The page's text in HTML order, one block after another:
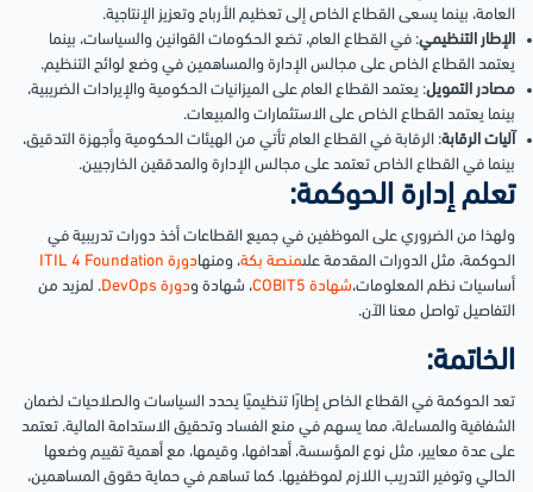
العامة، بينما يسعى القطاع الخاص إلى تعظيم الأرباح وتعزيز الإنتاجية.
الإطار التنظيمي: في القطاع العام، تضع الحكومات القوانين والسياسات، بينما
يعتمد القطاع الخاص على مجالس الإدارة والمساهمين في وضع لوائح التنظيم.
مصادر التمويل: يعتمد القطاع العام على الميزانيات الحكومية والإيرادات الضريبية،
بينما يعتمد القطاع الخاص على الاستثمارات والمبيعات.
آليات الرقابة: الرقابة في القطاع العام تأتي من الهيئات الحكومية وأجهزة التدقيق،
بينما في القطاع الخاص تعتمد على مجالس الإدارة والمدققين الخارجيين.
تعلم إدارة الحوكمة:
ولهذا من الضروري على الموظفين في جميع القطاعات أخذ دورات تدريبية في
الحوكمة، مثل الدورات المقدمة علىمنصة بكة، ومنهادورة ITIL 4 Foundation
أساسيات نظم المعلومات،شهادة COBIT5 ، شهادة ودورة DevOps
. لمزيد من
التفاصيل تواصل معنا الآن.
الخاتمة:
تعد الحوكمة في القطاع الخاص إطارًا تنظيميًا يحدد السياسات والصلاحيات لضمان
الشفافية والمساءلة، مما يسهم في منع الفساد وتحقيق الاستدامة المالية. تعتمد
على عدة معايير، مثل نوع المؤسسة، أهدافها، وقيمها، مع أهمية تقييم وضعها
الحالي وتوفير التدريب اللازم لموظفيها. كما تساهم في حماية حقوق المساهمين،